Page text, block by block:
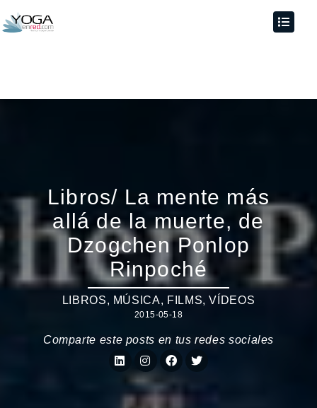
Libros/ La mente más
allá de la muerte, de
Dzogchen Ponlop
Rinpoché
LIBROS, MÚSICA, FILMS, VÍDEOS
2015-05-18
Comparte este posts en tus redes sociales